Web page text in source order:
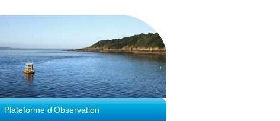
Plateforme d'Observation